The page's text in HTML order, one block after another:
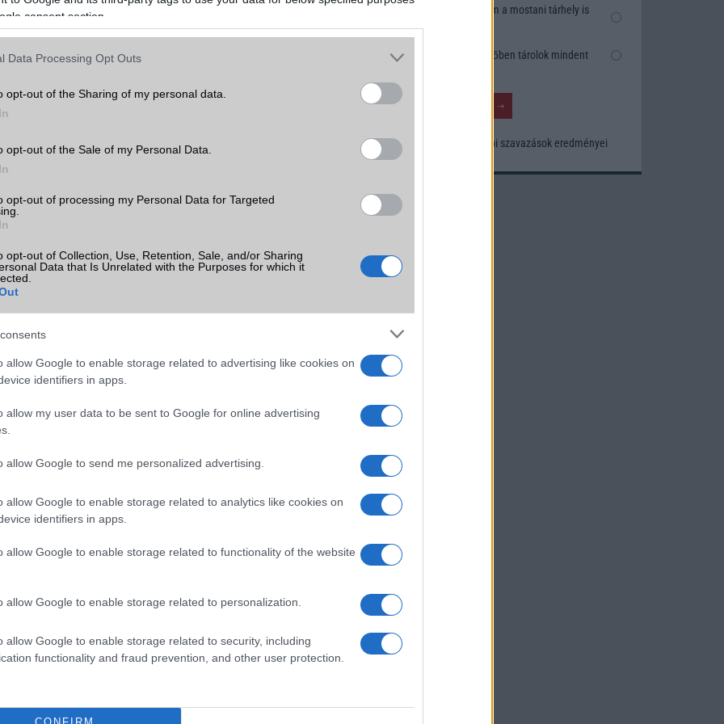
consent section.
Data Processing Opt Outs
opt-out of the Sharing of my personal data.
opt-out of the Sale of my Personal Data.
opt-out of processing my Personal Data for Targeted
opt-out of Collection, Use, Retention, Sale, and/or Sharing
Data that Is Unrelated with the Purposes for which it
allow Google to enable storage related to advertising like cookies on
identifiers in apps.
allow my user data to be sent to Google for online advertising
allow Google to send me personalized advertising.
allow Google to enable storage related to analytics like cookies on
identifiers in apps.
allow Google to enable storage related to functionality of the website
allow Google to enable storage related to personalization.
allow Google to enable storage related to security, including
functionality and fraud prevention, and other user protection.
CONFIRM
Ultra
222.000 Ft (új)
népszerű Samsung
kimarad a
érintett modellekről
új mesterséges
és továbbfejlesztett
több korábbi
iPhone 18 bemutató dátum -
ekkor rántja le a leplet az
2026.06.29| Phone Arena
A szeptemberi eseményen az iPhone 18 Pro
modellek mellett a régóta pletykált
hajlítható iPhone Ultra is bemutatkozhat,
miközben az áremelésekről szóló
Nem, nekem a mostani tárhely is
Inkább felhőben tárolok mindent
Korábbi szavazások eredményei